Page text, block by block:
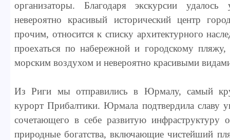
организаторы. Благодаря экскурсии
невероятно красивый исторический центр
прочим, относится к списку архитектурного
проехаться по набережной и городскому пляжу,
морским воздухом и невероятно красивыми
Из Риги мы отправились в Юрмалу, самый
курорт Прибалтики. Юрмала подтвердила славу
сочетающего в себе развитую инфраструктуру
природные богатства, включающие чистейший